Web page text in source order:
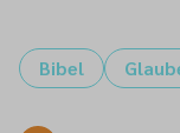
Bibel